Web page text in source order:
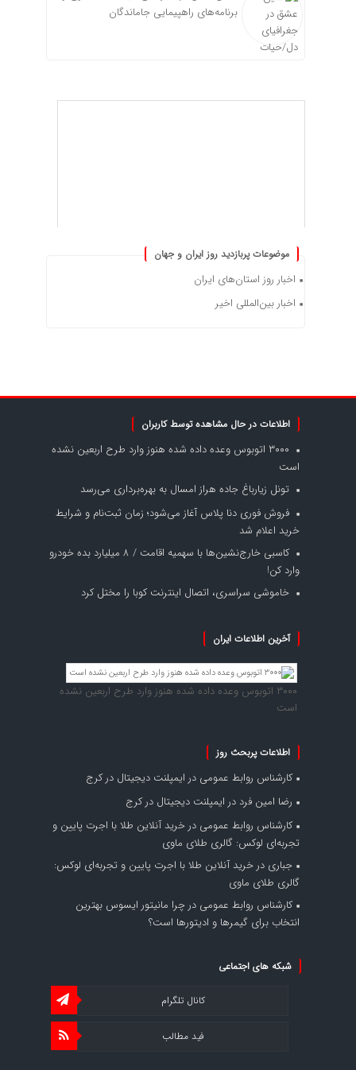
برنامه‌های راهپیمایی جاماندگان
موضوعات پربازدید روز ایران و جهان
اخبار روز استان‌های ایران
اخبار بین‌المللی اخیر
اطلاعات در حال مشاهده توسط کاربران
۳۰۰۰ اتوبوس وعده داده شده هنوز وارد طرح اربعین نشده
است
تونل زیارباغ جاده هراز امسال به بهره‌برداری می‌رسد
فروش فوری دنا پلاس آغاز می‌شود؛ زمان ثبت‌نام و شرایط
خرید اعلام شد
کاسبی خارج‌نشین‌ها با سهمیه اقامت / ۸ میلیارد بده خودرو
وارد کن!
خاموشی سراسری، اتصال اینترنت کوبا را مختل کرد
آخرین اطلاعات ایران
۳۰۰۰ اتوبوس وعده داده شده هنوز وارد طرح اربعین نشده
است
اطلاعات پربحث روز
کارشناس روابط عمومی در ایمپلنت دیجیتال در کرج
رضا امین فرد در ایمپلنت دیجیتال در کرج
کارشناس روابط عمومی در خرید آنلاین طلا با اجرت پایین و
تجربه‌ای لوکس: گالری طلای ماوی
جباری در خرید آنلاین طلا با اجرت پایین و تجربه‌ای لوکس:
گالری طلای ماوی
کارشناس روابط عمومی در چرا مانیتور ایسوس بهترین
انتخاب برای گیمرها و ادیتورها است؟
شبکه های اجتماعی
کانال تلگرام
فید مطالب